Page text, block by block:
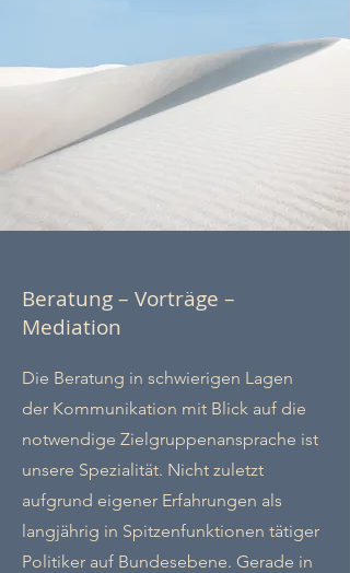
Beratung– Vorträge –
Mediation
Die Beratung in schwierigen Lagen
der Kommunikation mit Blick auf die
notwendige Zielgruppenansprache ist
unsere Spezialität. Nicht zuletzt
aufgrund eigener Erfahrungen als
langjährig in Spitzenfunktionen tätiger
Politiker auf Bundesebene. Gerade in